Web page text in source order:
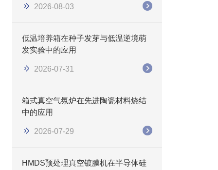
2026-08-03
低温培养箱在种子发芽与低温逆境萌
发实验中的应用
2026-07-31
箱式真空气氛炉在先进陶瓷材料烧结
中的应用
2026-07-29
HMDS预处理真空镀膜机在半导体硅